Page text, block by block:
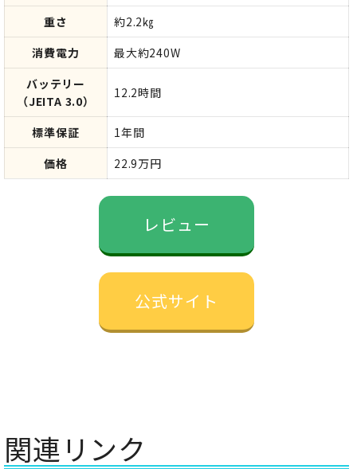
重さ
約2.2㎏
消費電力
最大約240W
バッテリー
（JEITA 3.0）
12.2時間
標準保証
1年間
価格
22.9万円
レビュー
公式サイト
関連リンク